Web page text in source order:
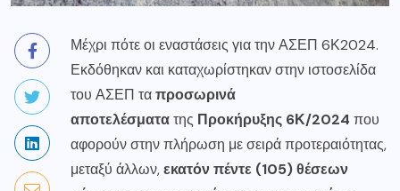
Μέχρι πότε οι εναστάσεις για την ΑΣΕΠ 6Κ2024.
Εκδόθηκαν και καταχωρίστηκαν στην ιστοσελίδα
του ΑΣΕΠ ταπροσωρινά
αποτελέσματατης Προκήρυξης 6Κ/2024 που
αφορούν στην πλήρωση με σειρά προτεραιότητας,
μεταξύ άλλων,εκατόν πέντε (105) θέσεων